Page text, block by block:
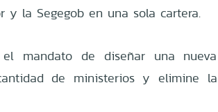
la Segegob en una sola cartera.
mandato de diseñar una nueva
de ministerios y elimine la